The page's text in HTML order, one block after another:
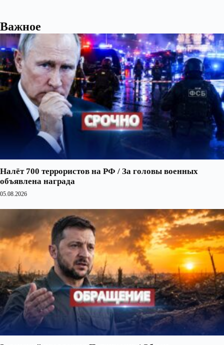
Важное
Налёт 700 террористов на РФ / За головы военных
объявлена награда
05.08.2026